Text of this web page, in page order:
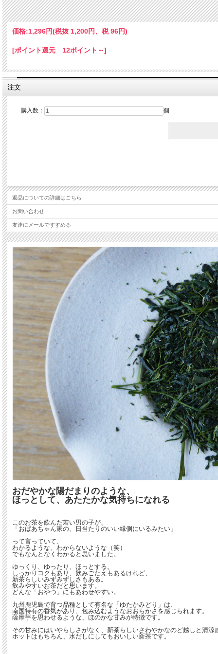
摘みたての新茶です。豊かなコクと、甘い香りが特
単一農園茶（シングルオリジン）です
温かく飲んでも、
水だしにしても。
こちらも、永山さんがつくる単一農園茶（シングルオリジン）です。
★2本セットでお買い求めいただくと、お得価格になります★
価格:1,296円(税抜 1,200円、税 96円)
[ポイント還元 12ポイント～]
注文
購入数： 個
返品についての詳細はこちら
お問い合わせ
友達にメールですすめる
おだやかな陽だまりのような、
ほっとして、あたたかな気持ちになれる
このお茶を飲んだ若い男の子が、
「おばあちゃん家の、日当たりのいい縁側にいるみたい」
って言っていて、
わかるような、わからないような（笑）
でもなんとなくわかると思いました。
ゆっくり、ゆったり、ほっとする。
しっかりコクもあり、飲みごたえもあるけれど、
新茶らしいみずみずしさもある。
飲みやすいお茶だと思います。
どんな「おやつ」にもあわせやすい。
九州鹿児島で育つ品種として有名な「ゆたかみどり」は、
南国特有の香気があり、包み込むようなおおらかさを感じられます。
薩摩芋を思わせるような、ほのかな甘みが特徴です。
その甘みにはいやらしさがなく、新茶らしいさわやかなのど越しと清涼
ホットはもちろん、水だしにしてもおいしい新茶です。